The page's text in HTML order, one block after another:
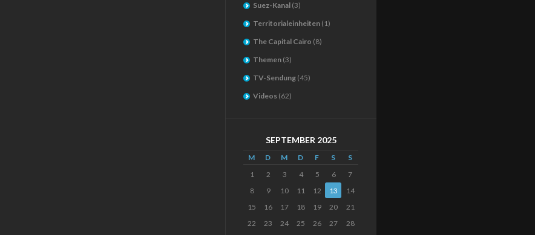
Suez-Kanal (3)
Territorialeinheiten (1)
The Capital Cairo (8)
Themen (3)
TV-Sendung (45)
Videos (62)
SEPTEMBER 2025
M D M D F S
S
1
2 3 4 5 6
7
8
9 10 11 12 13
14
15
16 17 18 19 20
21
22
23 24 25 26 27
28